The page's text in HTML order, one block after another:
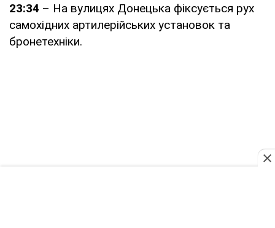
23:34 – На вулицях Донецька фіксується рух
самохідних артилерійських установок та
бронетехніки.